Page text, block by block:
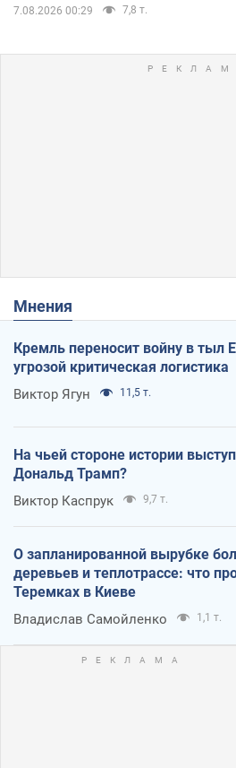
7.08.2026 00:29 7,8 т.
Мнения
Кремль переносит войну в тыл
угрозой критическая логистика
Виктор Ягун 11,5 т.
На чьей стороне истории
Дональд Трамп?
Виктор Каспрук 9,7 т.
О запланированной вырубке
деревьев и теплотрассе: что
Теремках в Киеве
Владислав Самойленко 1,1 т.